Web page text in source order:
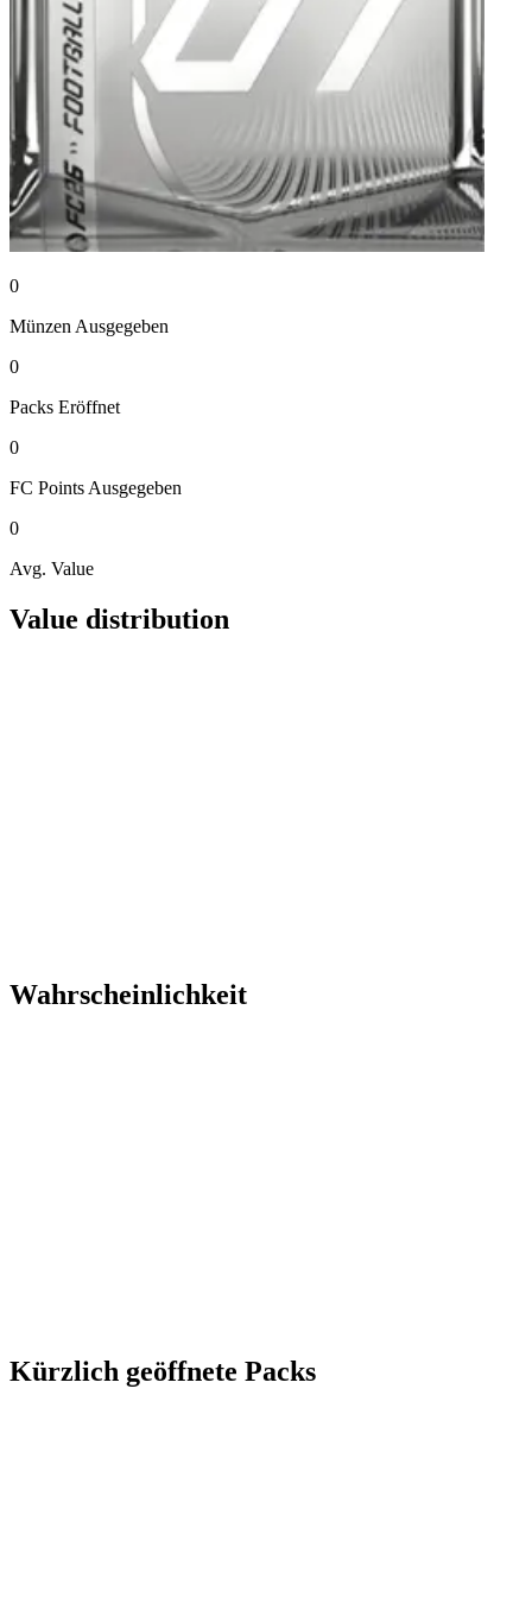
0
Münzen Ausgegeben
0
Packs Eröffnet
0
FC Points Ausgegeben
0
Avg. Value
Value distribution
Wahrscheinlichkeit
Kürzlich geöffnete Packs